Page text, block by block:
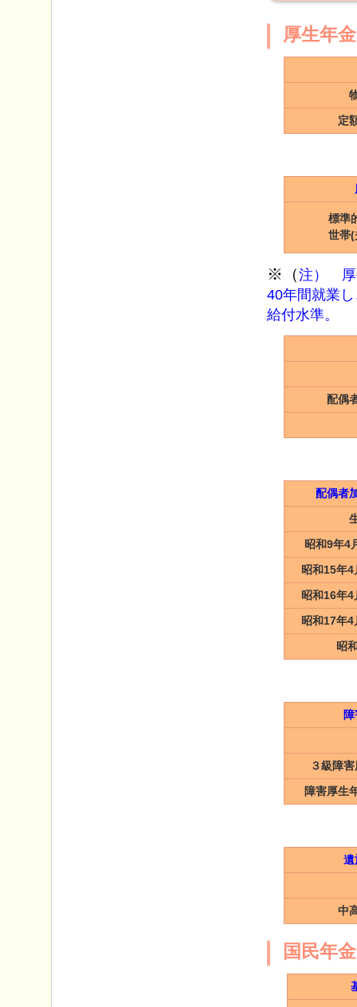
厚生年金
定
標準
世帯(
※（注） 厚
40年間就業
給付水準。
配偶
配偶者
昭和9年4
昭和15年
昭和16年
昭和17年
昭
３級障
障害厚生
遺
中
国民年金